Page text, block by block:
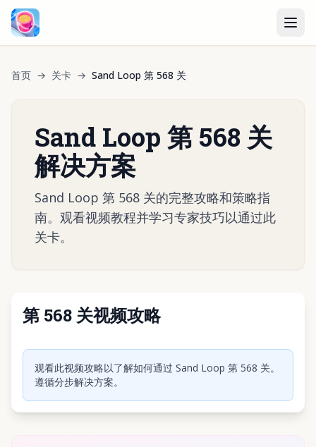
首页 → 关卡 → Sand Loop 第 568 关
Sand Loop 第 568 关
解决方案
Sand Loop 第 568 关的完整攻略和策略指
南。观看视频教程并学习专家技巧以通过此
关卡。
第 568 关视频攻略
点击播放视频
观看此视频攻略以了解如何通过 Sand Loop 第 568 关。
遵循分步解决方案。